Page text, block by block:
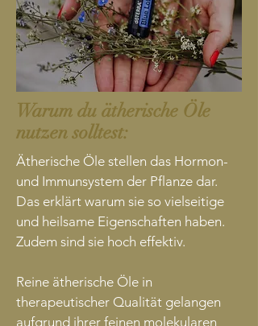
Warum du ätherische Öle
nutzen solltest:
Ätherische Öle stellen das Hormon-
und Immunsystem der Pflanze dar.
Das erklärt warum sie so vielseitige
und heilsame Eigenschaften haben.
Zudem sind sie hoch effektiv.
Reine ätherische Öle in
therapeutischer Qualität gelangen
aufgrund ihrer feinen molekularen